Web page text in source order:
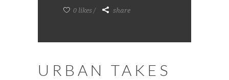
0 likes share
URBAN TAKES